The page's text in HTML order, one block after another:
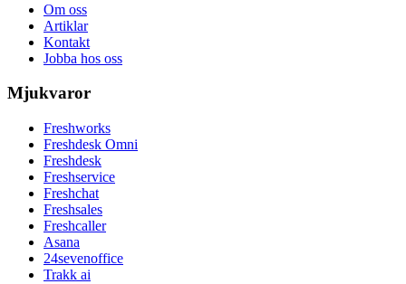
Om oss
Artiklar
Kontakt
Jobba hos oss
Mjukvaror
Freshworks
Freshdesk Omni
Freshdesk
Freshservice
Freshchat
Freshsales
Freshcaller
Asana
24sevenoffice
Trakk ai